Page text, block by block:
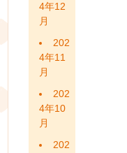
4年12
月
202
4年11
月
202
4年10
月
202